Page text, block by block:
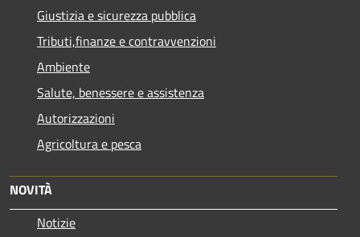
Giustizia e sicurezza pubblica
Tributi,finanze e contravvenzioni
Ambiente
Salute, benessere e assistenza
Autorizzazioni
Agricoltura e pesca
NOVITÀ
Notizie